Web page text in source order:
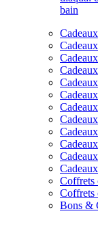
bain
Coffrets
Coffrets
Bons &